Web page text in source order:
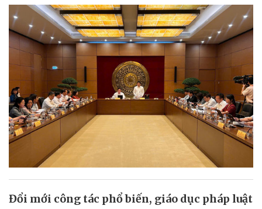
Đổi mới công tác phổ biến, giáo dục pháp luật